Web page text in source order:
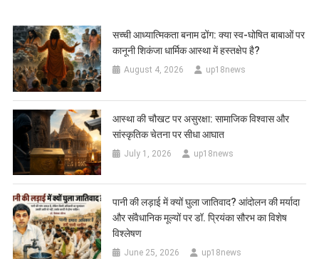
सच्ची आध्यात्मिकता बनाम ढोंग: क्या स्व-घोषित बाबाओं पर
कानूनी शिकंजा धार्मिक आस्था में हस्तक्षेप है?
August 4, 2026 up18news
आस्था की चौखट पर असुरक्षा: सामाजिक विश्वास और
सांस्कृतिक चेतना पर सीधा आघात
July 1, 2026 up18news
पानी की लड़ाई में क्यों घुला जातिवाद? आंदोलन की मर्यादा
और संवैधानिक मूल्यों पर डॉ. प्रियंका सौरभ का विशेष
विश्लेषण
June 25, 2026 up18news